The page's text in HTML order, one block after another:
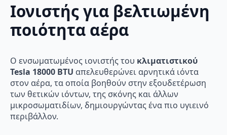
Ιονιστής για βελτιωμένη
ποιότητα αέρα
Ο ενσωματωμένος ιονιστής του κλιματιστικού
Tesla 18000 BTU απελευθερώνει αρνητικά ιόντα
στον αέρα, τα οποία βοηθούν στην εξουδετέρωση
των θετικών ιόντων, της σκόνης και άλλων
μικροσωματιδίων, δημιουργώντας ένα πιο υγιεινό
περιβάλλον.